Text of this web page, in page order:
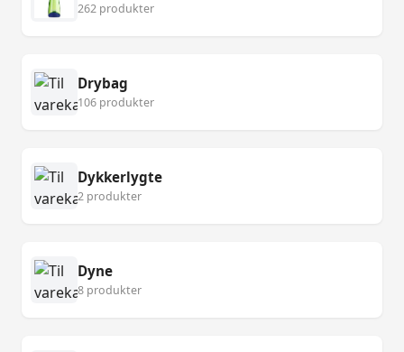
262 produkter
Drybag
106 produkter
Dykkerlygte
2 produkter
Dyne
8 produkter